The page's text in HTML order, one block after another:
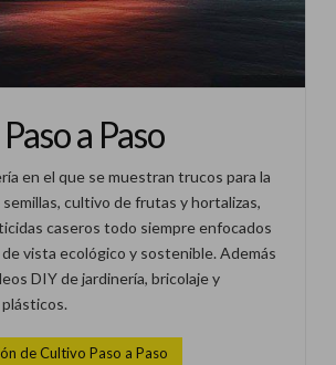
a Paso
en el que se muestran trucos para la
cultivo de frutas y hortalizas,
caseros todo siempre enfocados
vista ecológico y sostenible. Además
DIY de jardinería, bricolaje y
de Cultivo Paso a Paso